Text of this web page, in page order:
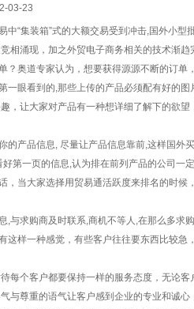
03-23
“集装箱”式的大额交易受到冲击,国外小型
相涌现，加之外贸电子商务相关的技术渐趋
奥道专家认为，想要获得源源不断的订单
眼看到的,那些上传的产品必须配有好的图
，让大家对产品有一种想详细了解下的欲望
产品信息, 尽量让产品信息靠前,这样国外
第一页的信息,认为排在前列产品的公司一
当大家选择用贸易通活跃度来排名的时候
与求购商及时联系,商机不等人,在那么多求
样一种感觉，有些客户往往要东西比较急
每个客户都要保持一样的服务态度，无论客
尊重的语气让客户感到企业的专业和诚心